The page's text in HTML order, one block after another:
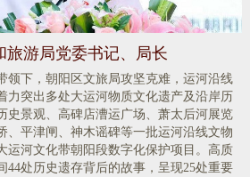
旅游局党委书记、局长
领下，朝阳区文旅局攻坚克难，运河沿线
力突出多处大运河物质文化遗产及沿岸历
史景观、高碑店漕运广场、萧太后河展览
、平津闸、神木谣碑等一批运河沿线文物
运河文化带朝阳段数字化保护项目。高质
44处历史遗存背后的故事，呈现25处重要